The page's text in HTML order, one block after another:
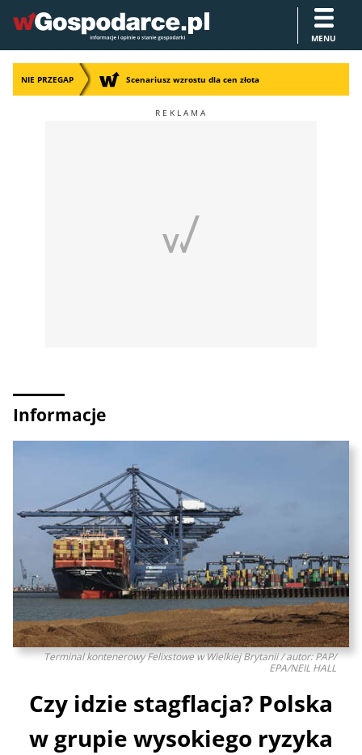
MENU
NIE PRZEGAP Scenariusz wzrostu dla cen złota
Informacje
Terminal kontenerowy Felixstowe w Wielkiej Brytanii / autor: PAP/
EPA/NEIL HALL
Czy idzie stagflacja? Polska
w grupie wysokiego ryzyka